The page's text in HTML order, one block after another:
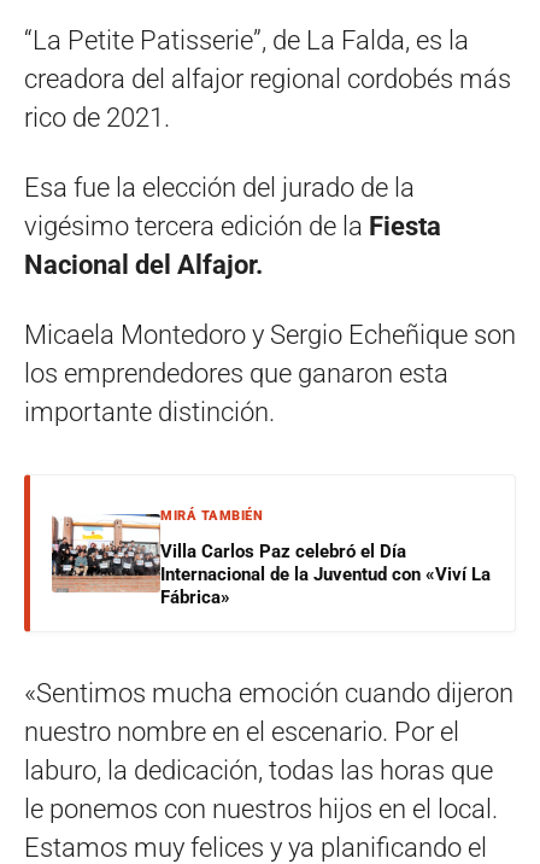
“La Petite Patisserie”, de La Falda, es la
creadora del alfajor regional cordobés más
rico de 2021.
Esa fue la elección del jurado de la
vigésimo tercera edición de la Fiesta
Nacional del Alfajor.
Micaela Montedoro y Sergio Echeñique son
los emprendedores que ganaron esta
importante distinción.
MIRÁ TAMBIÉN
Villa Carlos Paz celebró el Día
Internacional de la Juventud con «Viví La
Fábrica»
«Sentimos mucha emoción cuando dijeron
nuestro nombre en el escenario. Por el
laburo, la dedicación, todas las horas que
le ponemos con nuestros hijos en el local.
Estamos muy felices y ya planificando el